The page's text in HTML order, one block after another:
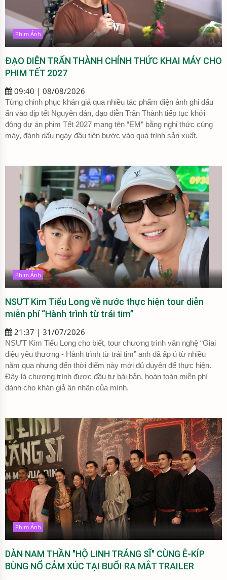
Phim Ảnh
ĐẠO DIỄN TRẤN THÀNH CHÍNH THỨC KHAI MÁY CHO
PHIM TẾT 2027
09:40 | 08/08/2026
Từng chinh phục khán giả qua nhiều tác phẩm điện ảnh ghi dấu
ấn vào dịp tết Nguyên đán, đạo diễn Trấn Thành tiếp tục khởi
động dự án phim Tết 2027 mang tên “EM” bằng nghi thức cúng
máy, đánh dấu ngày đầu tiên bước vào quá trình sản xuất.
Phim Ảnh
NSƯT Kim Tiểu Long về nước thực hiện tour diễn
miễn phí “Hành trình từ trái tim”
21:37 | 31/07/2026
NSƯT Kim Tiểu Long cho biết, tour chương trình văn nghệ “Giai
điệu yêu thương - Hành trình từ trái tim” anh đã ấp ủ từ nhiều
năm qua nhưng đến thời điểm này mới đủ duyên để thực hiện.
Đây là chương trình được đầu tư bài bản, hoàn toàn miễn phí
dành cho khán giả ân nhân của mình.
Phim Ảnh
DÀN NAM THẦN "HỘ LINH TRÁNG SĨ" CÙNG Ê-KÍP
BÙNG NỔ CẢM XÚC TẠI BUỔI RA MẮT TRAILER